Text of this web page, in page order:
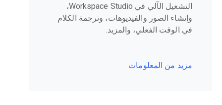
التشغيل الآلي في Workspace Studio،
وإنشاء الصور والفيديوهات، وترجمة الكلام
في الوقت الفعلي، والمزيد.
مزيد من المعلومات